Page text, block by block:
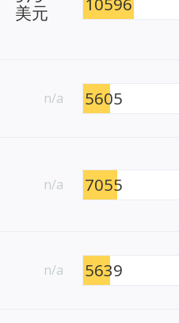
美元
n/a 5605
n/a 7055
n/a 5639